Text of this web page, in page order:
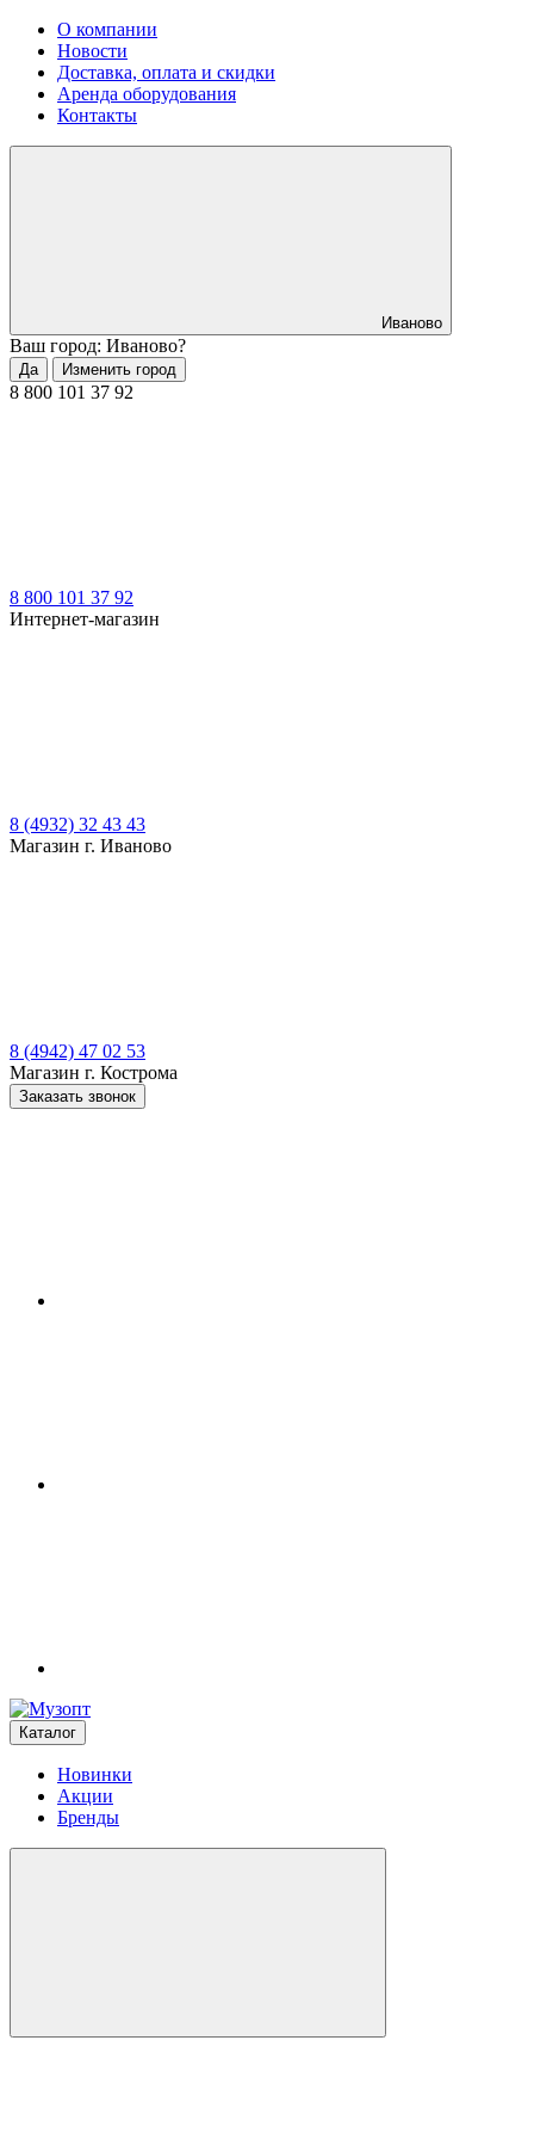
О компании
Новости
Доставка, оплата и скидки
Аренда оборудования
Контакты
Иваново
Ваш город: Иваново?
Да Изменить город
8 800 101 37 92
8 800 101 37 92
Интернет-магазин
8 (4932) 32 43 43
Магазин г. Иваново
8 (4942) 47 02 53
Магазин г. Кострома
Заказать звонок
Каталог
Новинки
Акции
Бренды